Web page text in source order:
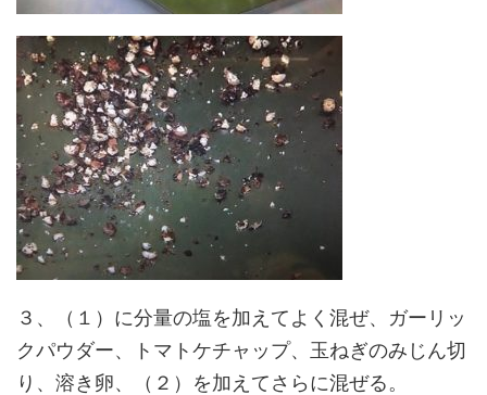
３、（１）に分量の塩を加えてよく混ぜ、ガーリッ
クパウダー、トマトケチャップ、玉ねぎのみじん切
り、溶き卵、（２）を加えてさらに混ぜる。